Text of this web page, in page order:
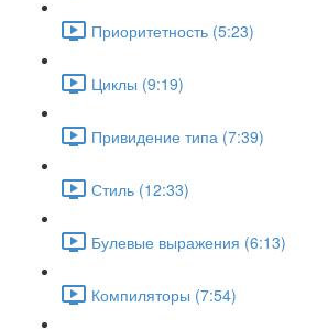
Приоритетность (5:23)
Циклы (9:19)
Привидение типа (7:39)
Стиль (12:33)
Булевые выражения (6:13)
Компиляторы (7:54)